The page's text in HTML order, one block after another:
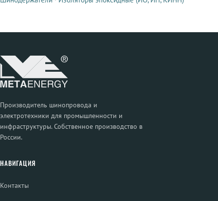
Производитель шинопровода и
электротехники для промышленности и
инфраструктуры. Собственное производство в
России.
НАВИГАЦИЯ
Контакты